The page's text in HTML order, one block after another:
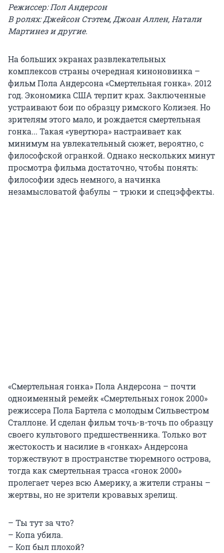
Режиссер: Пол Андерсон
В ролях: Джейсон Стэтем, Джоан Аллен, Натали
Мартинез и другие.
На больших экранах развлекательных
комплексов страны очередная киноновинка –
фильм Пола Андерсона «Смертельная гонка». 2012
год. Экономика США терпит крах. Заключенные
устраивают бои по образцу римского Колизея. Но
зрителям этого мало, и рождается смертельная
гонка... Такая «увертюра» настраивает как
минимум на увлекательный сюжет, вероятно, с
философской огранкой. Однако нескольких минут
просмотра фильма достаточно, чтобы понять:
философии здесь немного, а начинка
незамысловатой фабулы – трюки и спецэффекты.
«Смертельная гонка» Пола Андерсона – почти
одноименный ремейк «Смертельных гонок 2000»
режиссера Пола Бартела с молодым Сильвестром
Сталлоне. И сделан фильм точь-в-точь по образцу
своего культового предшественника. Только вот
жестокость и насилие в «гонках» Андерсона
торжествуют в пространстве тюремного острова,
тогда как смертельная трасса «гонок 2000»
пролегает через всю Америку, а жители страны –
жертвы, но не зрители кровавых зрелищ.
– Ты тут за что?
– Копа убила.
– Коп был плохой?